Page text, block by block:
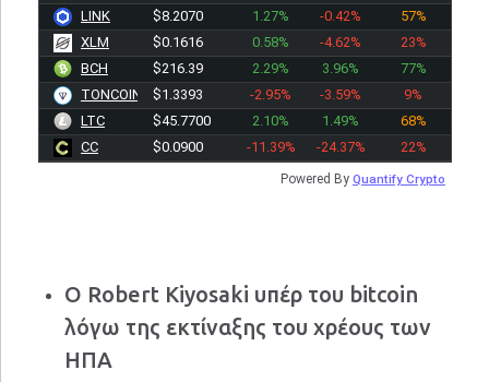
LINK
$8.2070 1.27% -0.42%
57%
XLM
$0.1616 0.58% -4.62%
23%
BCH
$216.39 2.29% 3.96%
77%
TONCOIN
$1.3393 -2.95% -3.59%
9%
LTC
$45.7700 2.10% 1.49%
68%
CC
$0.0900 -11.39% -24.37% 22%
Powered By Quantify Crypto
Ο Robert Kiyosaki υπέρ του bitcoin
λόγω της εκτίναξης του χρέους των
ΗΠΑ